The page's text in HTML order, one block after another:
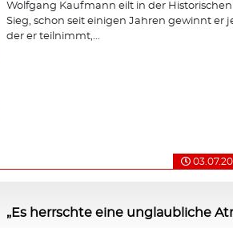
Wolfgang Kaufmann eilt in der Historischen
Sieg, schon seit einigen Jahren gewinnt er
der er teilnimmt,...
„Es herrschte eine unglaubliche